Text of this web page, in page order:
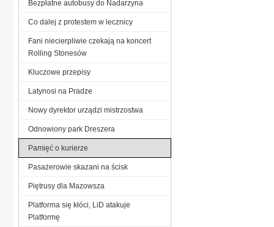
Bezpłatne autobusy do Nadarzyna
Co dalej z protestem w lecznicy
Fani niecierpliwie czekają na koncert
Rolling Stonesów
Kluczowe przepisy
Latynosi na Pradze
Nowy dyrektor urządzi mistrzostwa
Odnowiony park Dreszera
Pamięć o kurierze
Pasażerowie skazani na ścisk
Piętrusy dla Mazowsza
Platforma się kłóci, LiD atakuje
Platformę